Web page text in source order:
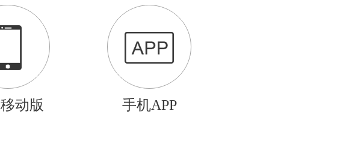
动版 手机APP